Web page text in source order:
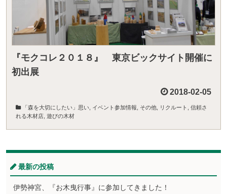
『モクコレ２０１８』 東京ビックサイト開催に
初出展
2018-02-05
「森を大切にしたい」思い イベント参加情報 その他 リクルート
信頼さ
れる木材店 遊びの木材
最新の投稿
伊勢神宮、『お木曳行事』に参加してきました！